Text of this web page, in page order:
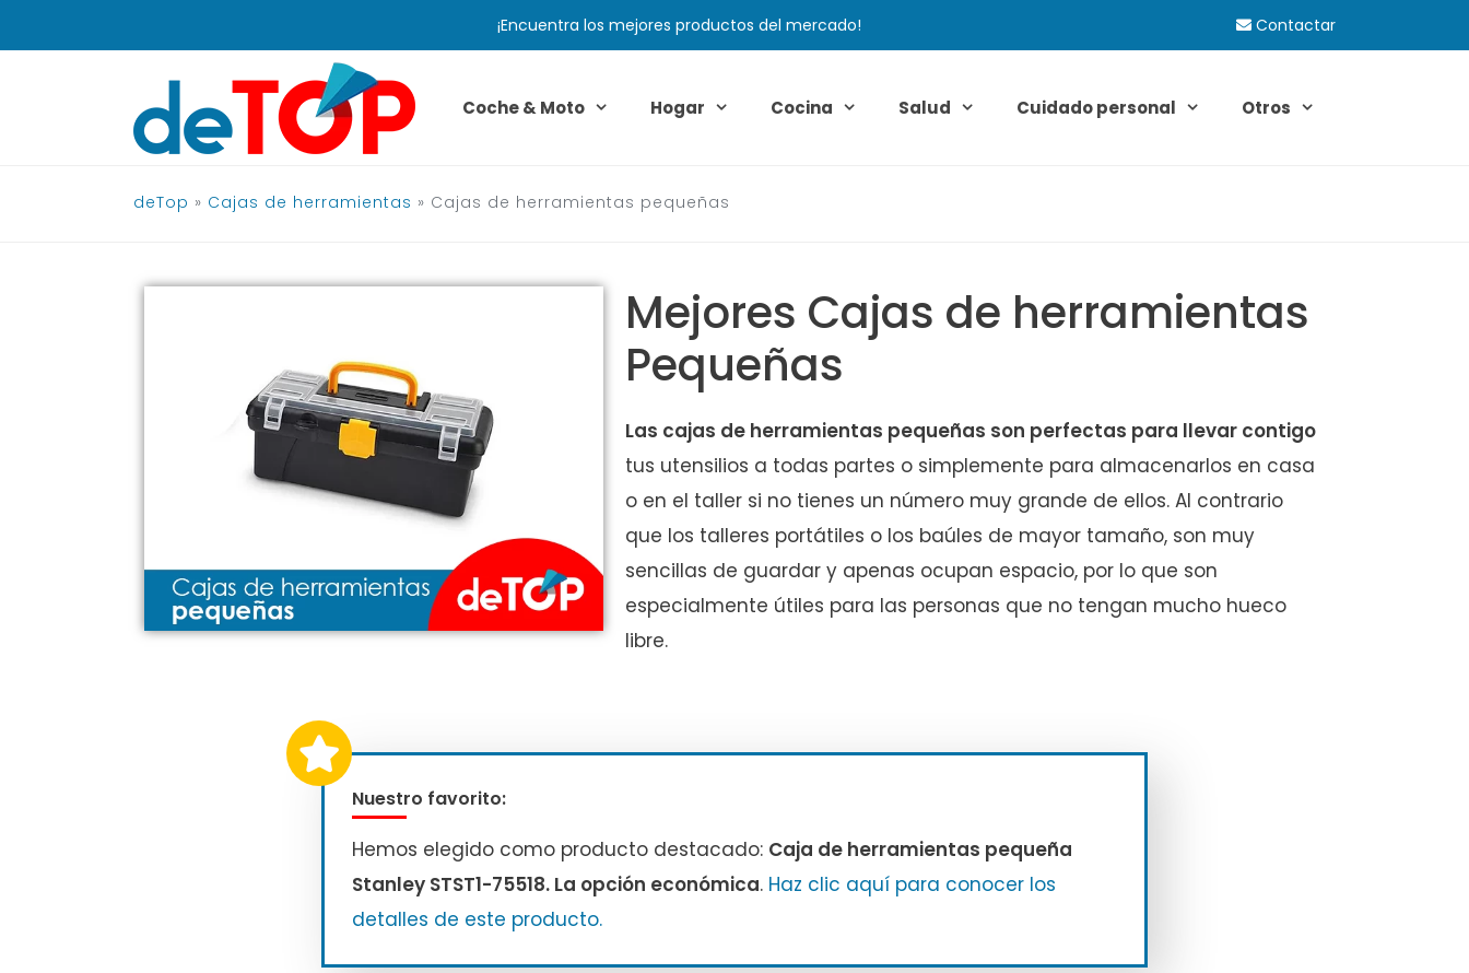
al
¡Encuentra los mejores productos del mercado! Contactar
Coche & Moto Hogar Cocina Salud Cuidado personal Otros
deTop » Cajas de herramientas » Cajas de herramientas pequeñas
Mejores Cajas de herramientas
Pequeñas
Las cajas de herramientas pequeñas son perfectas para llevar contigo
tus utensilios a todas partes o simplemente para almacenarlos en casa
o en el taller si no tienes un número muy grande de ellos. Al contrario
que los talleres portátiles o los baúles de mayor tamaño, son muy
sencillas de guardar y apenas ocupan espacio, por lo que son
especialmente útiles para las personas que no tengan mucho hueco
libre.
Nuestro favorito:
Hemos elegido como producto destacado: Caja de herramientas pequeña
Stanley STST1-75518. La opción económica. Haz clic aquí para conocer los
detalles de este producto.